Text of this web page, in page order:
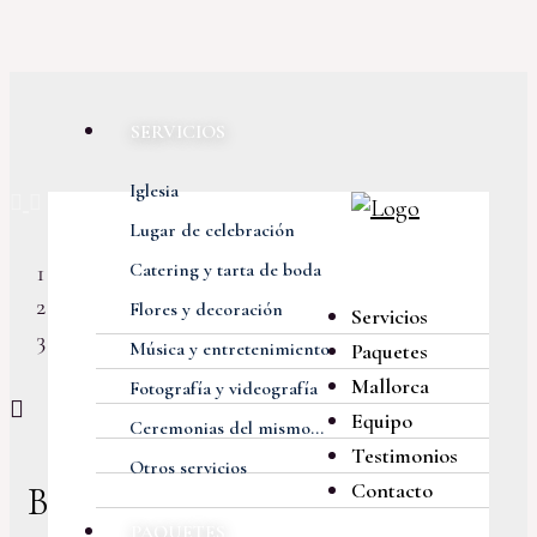
SERVICIOS
Iglesia
Lugar de celebración
Catering y tarta de boda
Flores y decoración
Música y entretenimiento
Fotografía y videografía
Ceremonias del mismo...
Otros servicios
Servicios
Paquetes
Mallorca
Equipo
Testimonios
Contacto
Boda en el Hotel Finca